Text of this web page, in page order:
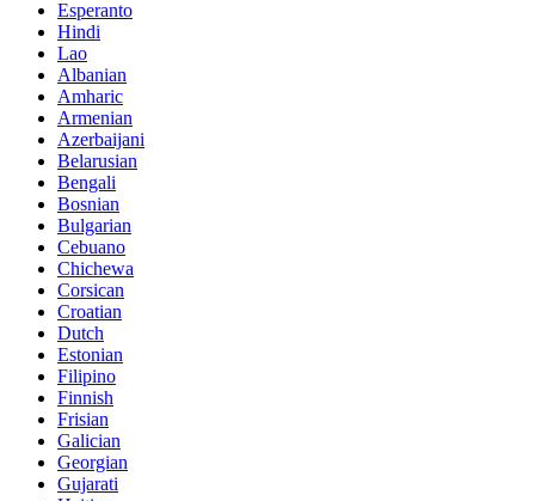
Esperanto
Hindi
Lao
Albanian
Amharic
Armenian
Azerbaijani
Belarusian
Bengali
Bosnian
Bulgarian
Cebuano
Chichewa
Corsican
Croatian
Dutch
Estonian
Filipino
Finnish
Frisian
Galician
Georgian
Gujarati